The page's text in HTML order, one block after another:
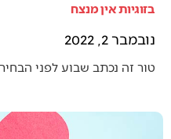
בזוגיות אין מנצח
נובמבר 2, 2022
טור זה נכתב שבוע לפני